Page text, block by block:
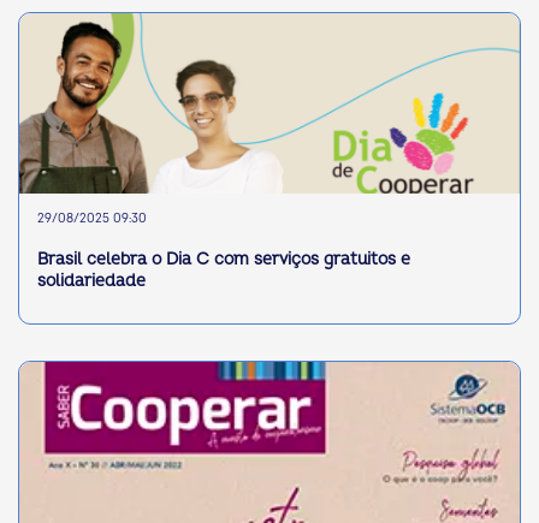
29/08/2025 09:30
Brasil celebra o Dia C com serviços gratuitos e
solidariedade